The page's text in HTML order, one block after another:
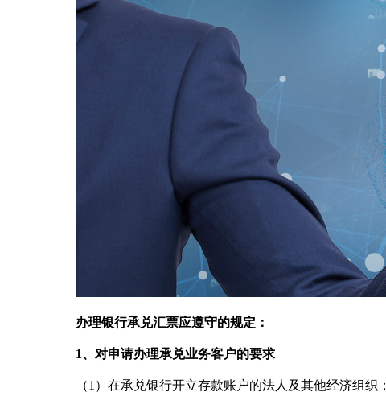
办理银行承兑汇票应遵守的规定：
1、对申请办理承兑业务客户的要求
（1）在承兑银行开立存款账户的法人及其他经济组织；